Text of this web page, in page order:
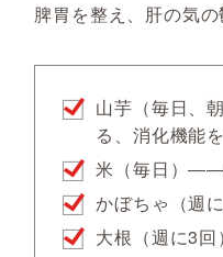
脾胃を整え、肝の気
山芋（毎日、
る、消化機能
米（毎日）――
かぼちゃ（週
大根（週に3